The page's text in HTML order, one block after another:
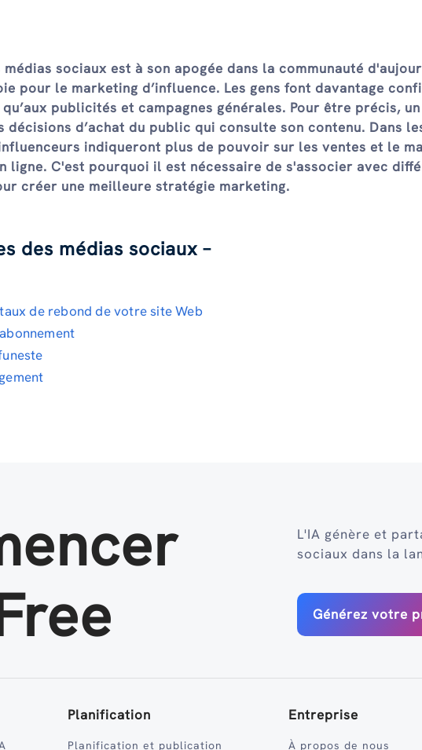
sociaux est à son apogée dans la communauté
pour le marketing d’influence. Les gens font davantage
publicités et campagnes générales. Pour être précis,
d’achat du public qui consulte son contenu. Dans
indiqueront plus de pouvoir sur les ventes et le
ligne. C'est pourquoi il est nécessaire de s'associer avec
créer une meilleure stratégie marketing.
des médias sociaux –
de rebond de votre site Web
L'IA génère et
sociaux dans la
Générez votre
Planification
Planification et publication
Entreprise
À propos de nous